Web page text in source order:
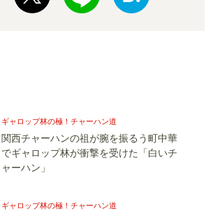
ギャロップ林の極！チャーハン道
関西チャーハンの祖が腕を振るう町中華
でギャロップ林が衝撃を受けた「白いチ
ャーハン」
ギャロップ林の極！チャーハン道